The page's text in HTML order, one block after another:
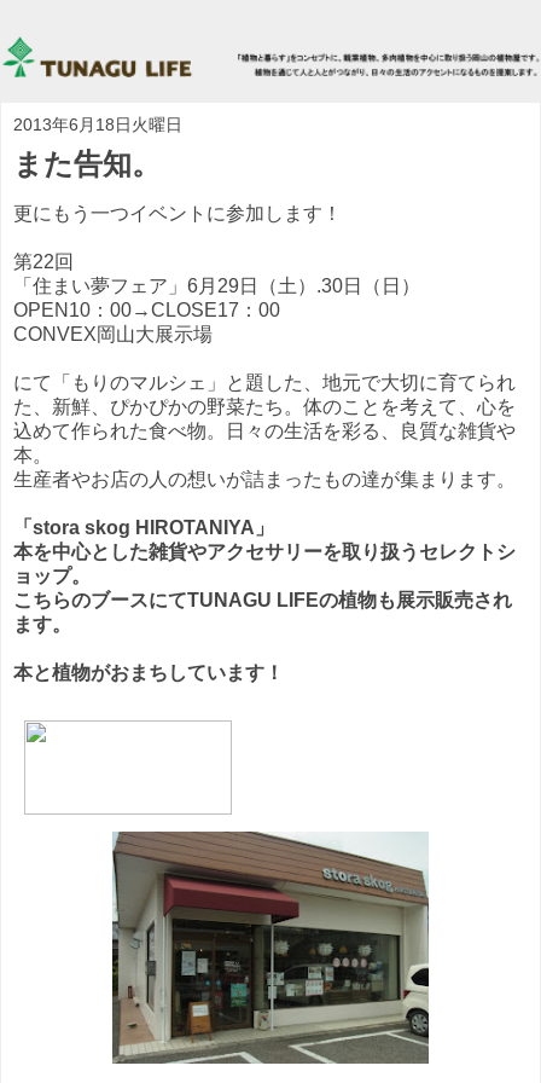
2013年6月18日火曜日
また告知。
更にもう一つイベントに参加します！
第22回
「住まい夢フェア」6月29日（土）.30日（日）
OPEN10：00→CLOSE17：00
CONVEX岡山大展示場
にて「もりのマルシェ」と題した、地元で大切に育てられ
た、新鮮、ぴかぴかの野菜たち。体のことを考えて、心を
込めて作られた食べ物。日々の生活を彩る、良質な雑貨や
本。
生産者やお店の人の想いが詰まったもの達が集まります。
「stora skog HIROTANIYA」
本を中心とした雑貨やアクセサリーを取り扱うセレクトシ
ョップ。
こちらのブースにてTUNAGU LIFEの植物も展示販売され
ます。
本と植物がおまちしています！